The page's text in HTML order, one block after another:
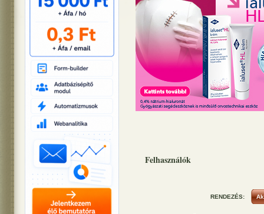
Felhasználók
RENDEZÉS: